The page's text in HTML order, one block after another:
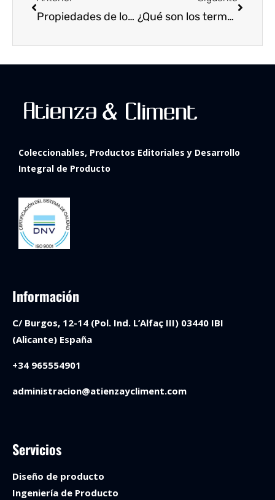
Propiedades de los materiales ¿qué son y cuáles son? ¿Qué son los termoplásticos?
Coleccionables, Productos Editoriales y Desarrollo
Integral de Producto
Información
C/ Burgos, 12-14 (Pol. Ind. L’Alfaç III) 03440 IBI
(Alicante) España
+34 965554901
administracion@atienzaycliment.com
Servicios
Diseño de producto
Ingeniería de Producto